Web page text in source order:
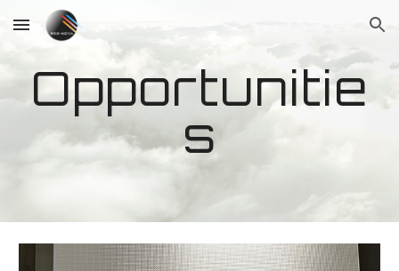
Skip to main content Skip to navigation
Opportunitie
s